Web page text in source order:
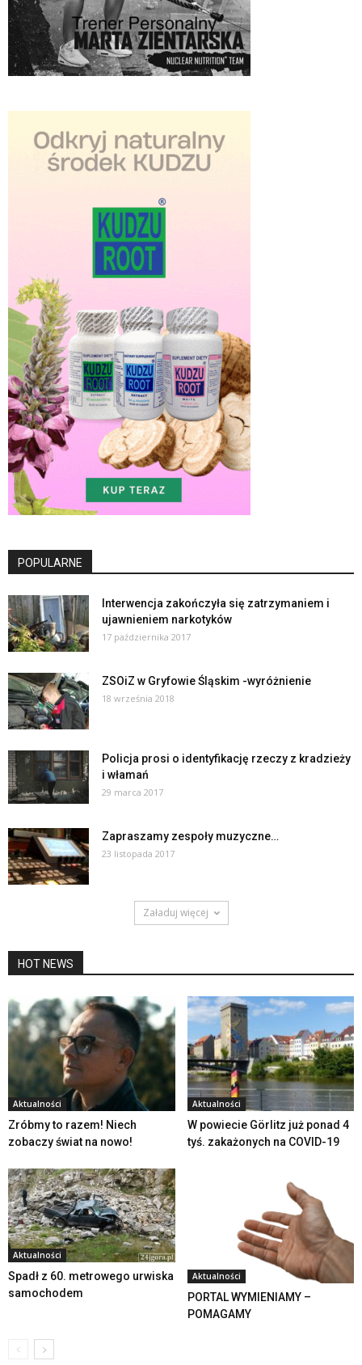
POPULARNE
Interwencja zakończyła się zatrzymaniem i
ujawnieniem narkotyków
17 października 2017
ZSOiZ w Gryfowie Śląskim -wyróżnienie
18 września 2018
Policja prosi o identyfikację rzeczy z kradzieży
i włamań
29 marca 2017
Zapraszamy zespoły muzyczne…
23 listopada 2017
Załaduj więcej
HOT NEWS
Aktualności
Zróbmy to razem! Niech
zobaczy świat na nowo!
Aktualności
W powiecie Görlitz już ponad 4
tyś. zakażonych na COVID-19
Aktualności
Spadł z 60. metrowego urwiska
samochodem
Aktualności
PORTAL WYMIENIAMY –
POMAGAMY